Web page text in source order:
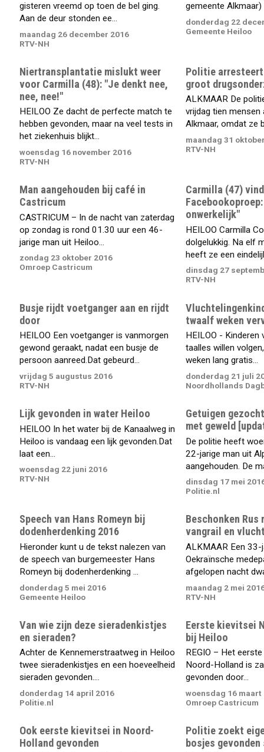
gisteren vreemd op toen de bel ging.
Aan de deur stonden ee...
maandag 26 december 2016
RTV-NH
gemeente Alkmaar)
donderdag 22
Gemeente Heiloo
Niertransplantatie mislukt weer
voor Carmilla (48): "Je denkt nee,
nee, nee!"
HEILOO Ze dacht de perfecte match te
hebben gevonden, maar na veel tests in
het ziekenhuis blijkt...
woensdag 16 november 2016
RTV-NH
Politie
groot
ALKMAAR De
vrijdag tien mensen
Alkmaar, omdat ze
maandag 31
RTV-NH
Man aangehouden bij café in
Castricum
CASTRICUM – In de nacht van zaterdag
op zondag is rond 01.30 uur een 46-
jarige man uit Heiloo...
zondag 23 oktober 2016
Omroep Castricum
Carmilla (47)
onwerkelijk"
HEILOO Carmilla
dolgelukkig. Na elf
heeft ze een
dinsdag 27
RTV-NH
Busje rijdt voetganger aan en rijdt
door
HEILOO Een voetganger is vanmorgen
gewond geraakt, nadat een busje de
persoon aanreed.Dat gebeurd...
vrijdag 5 augustus 2016
RTV-NH
twaalf weken
HEILOO - Kinderen
taalles willen
weken lang gratis...
donderdag 21 juli
Noordhollands
Lijk gevonden in water Heiloo
HEILOO In het water bij de Kanaalweg in
Heiloo is vandaag een lijk gevonden.Dat
laat een...
woensdag 22 juni 2016
RTV-NH
Getuigen
met geweld
De politie heeft
22-jarige man uit
aangehouden. De
dinsdag 17 mei
Politie.nl
Speech van Hans Romeyn bij
dodenherdenking 2016
Hieronder kunt u de tekst nalezen van
de speech van burgemeester Hans
Romeyn bij dodenherdenking ...
donderdag 5 mei 2016
Gemeente Heiloo
Beschonken
vangrail en
ALKMAAR Een 33-
Oekraïnsche
afgelopen nacht
maandag 2 mei
RTV-NH
Van wie zijn deze sieradenkistjes
en sieraden?
Achter de Kennemerstraatweg in Heiloo
twee sieradenkistjes en een hoeveelheid
sieraden gevonden....
donderdag 14 april 2016
Politie.nl
Eerste kievitsei
bij Heiloo
REGIO – Het
Noord-Holland is
gevonden door...
woensdag 16 maart
Omroep Castricum
Ook eerste kievitsei in Noord-
Holland gevonden
Politie zoekt
bosjes gevonden